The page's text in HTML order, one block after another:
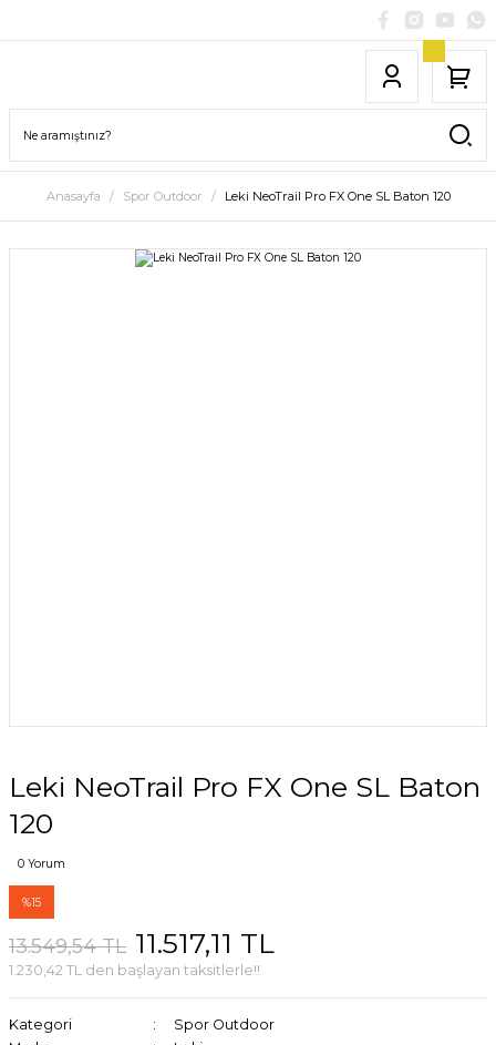
Anasayfa Spor Outdoor Leki NeoTrail Pro FX One SL Baton 120
Leki NeoTrail Pro FX One SL Baton
120
0 Yorum
%15
13.549,54 TL 11.517,11 TL
1.230,42 TL den başlayan taksitlerle!!
Kategori
Spor Outdoor